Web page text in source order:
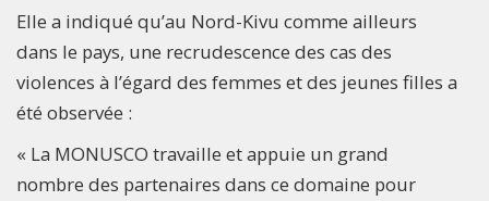
Elle a indiqué qu’au Nord-Kivu comme ailleurs
dans le pays, une recrudescence des cas des
violences à l’égard des femmes et des jeunes filles a
été observée :
« La MONUSCO travaille et appuie un grand
nombre des partenaires dans ce domaine pour